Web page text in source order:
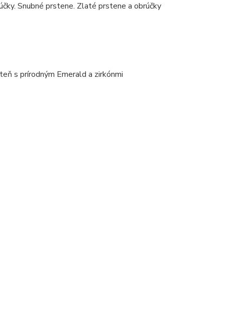
Snubné prstene. Zlaté prstene a obrúčky
s prírodným Emerald a zirkónmi